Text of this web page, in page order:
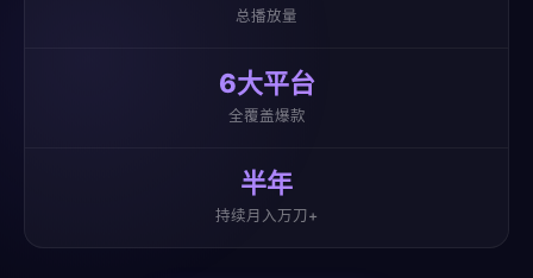
总播放量
6大平台
全覆盖爆款
半年
持续月入万刀+